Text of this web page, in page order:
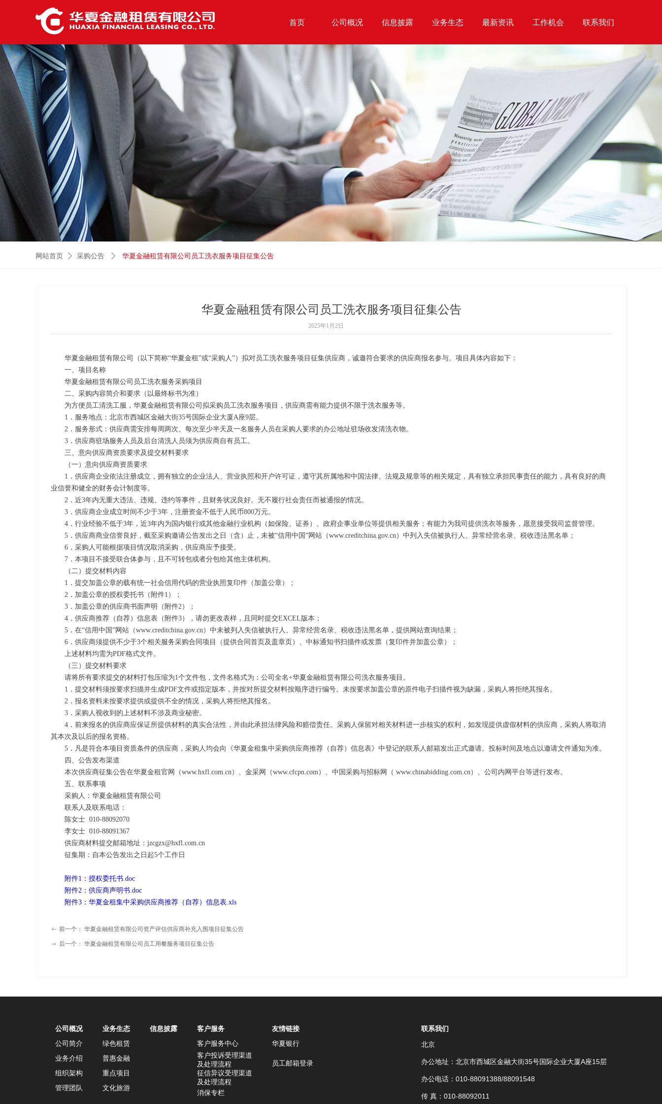
首页 公司概况 信息披露 业务生态 最新资讯 工作机会 联系我们
华夏金融租赁有限公司员工洗衣服务项目征集公告
华夏金融租赁有限公司（以下简称“华夏金租”或“采购人”）拟对员工洗衣服务项目征集供应商，诚邀符合要求的供应商报名参与。项目具体内容如下：
一、项目名称
华夏金融租赁有限公司员工洗衣服务采购项目
二、采购内容简介和要求（以最终标书为准）
为方便员工清洗工服，华夏金融租赁有限公司拟采购员工洗衣服务项目，供应商需有能力提供不限于洗衣服务等。
1 ．服务地点：北京市西城区金融大街35号国际企业大厦A座9层。
2 ．服务形式：供应商需安排每周两次、每次至少半天及一名服务人员在采购人要求的办公地址驻场收发清洗衣物。
3 ．供应商驻场服务人员及后台清洗人员须为供应商自有员工。
三、意向供应商资质要求及提交材料要求
（一）意向供应商资质要求
1 ．供应商企业依法注册成立，拥有独立的企业法人、营业执照和开户许可证，遵守其所属地和中国法律、法规及规章等的相关规定，具有独立承担民事责任的能力，具有良好的商
业信誉和健全的财务会计制度等。
2 ．近3年内无重大违法、违规、违约等事件，且财务状况良好。无不履行社会责任而被通报的情况。
3 ．供应商企业成立时间不少于3年，注册资金不低于人民币800万元。
4 ．行业经验不低于3年，近3年内为国内银行或其他金融行业机构（如保险、证券）、政府企事业单位等提供相关服务；有能力为我司提供洗衣等服务，愿意接受我司监督管理。
5 ．供应商商业信誉良好，截至采购邀请公告发出之日（含）止，未被“信用中国”网站（www.creditchina.gov.cn）中列入失信被执行人、异常经营名录、税收违法黑名单；
6 ．采购人可能根据项目情况取消采购，供应商应予接受。
7 ．本项目不接受联合体参与，且不可转包或者分包给其他主体机构。
（二）提交材料内容
1 ．提交加盖公章的载有统一社会信用代码的营业执照复印件（加盖公章）；
2 ．加盖公章的授权委托书（附件1 ）；
3 ．加盖公章的供应商书面声明（附件2）；
4 ．供应商推荐（自荐）信息表（附件3），请勿更改表样，且同时提交EXCEL版本；
5 ．在“信用中国”网站（www.creditchina.gov.cn）中未被列入失信被执行人、异常经营名录、税收违法黑名单，提供网站查询结果；
6 ．供应商须提供不少于3个相关服务采购合同项目（提供合同首页及盖章页）、中标通知书扫描件或发票（复印件并加盖公章）；
上述材料均需为PDF格式文件。
（三）提交材料要求
请将所有要求提交的材料打包压缩为1个文件包，文件名格式为：公司全名+华夏金融租赁有限公司洗衣服务项目。
1 ．提交材料须按要求扫描并生成PDF文件或指定版本，并按对所提交材料按顺序进行编号。未按要求加盖公章的原件电子扫描件视为缺漏，采购人将拒绝其报名。
2 ．报名资料未按要求提供或提供不全的情况，采购人将拒绝其报名。
3 ．采购人视收到的上述材料不涉及商业秘密。
4 ．前来报名的供应商应保证所提供材料的真实合法性，并由此承担法律风险和赔偿责任。采购人保留对相关材料进一步核实的权利，如发现提供虚假材料的供应商，采购人将取消
其本次及以后的报名资格。
5 ．凡是符合本项目资质条件的供应商，采购人均会向《华夏金租集中采购供应商推荐（自荐）信息表》中登记的联系人邮箱发出正式邀请。投标时间及地点以邀请文件通知为准。
四、公告发布渠道
本次供应商征集公告在华夏金租官网（www.hxfl.com.cn）、金采网（www.cfcpn.com）、中国采购与招标网（ www.chinabidding.com.cn）、公司内网平台等进行发布。
五、联系事项
采购人：华夏金融租赁有限公司
联系人及联系电话：
陈女士 010-88092070
李女士 010-88091367
供应商材料提交邮箱地址： jzcgzx@hxfl.com.cn
征集期：自本公告发出之日起5个工作日
附件1：授权委托书.doc
附件2：供应商声明书.doc
附件3：华夏金租集中采购供应商推荐（自荐）信息表.xls
2025年1月2日
ꂃ 前一个： 华夏金融租赁有限公司资产评估供应商补充入围项目征集公告
ꁹ 后一个： 华夏金融租赁有限公司员工用餐服务项目征集公告
网站首页 ꄲ 采购公告 ꄲ 华夏金融租赁有限公司员工洗衣服务项目征集公告
公司概况
公司简介
业务介绍
组织架构
管理团队
业务生态
绿色租赁
普惠金融
重点项目
文化旅游
信息披露
客户服务
客户服务中心
客户投诉受理渠道
及处理流程
征信异议受理渠道
及处理流程
消保专栏
友情链接
华夏银行
员工邮箱登录
联系我们
北京
办公地址：北京市西城区金融大街35号国际企业大厦A座15层
办公电话：010-88091388/88091548
传 真：010-88092011